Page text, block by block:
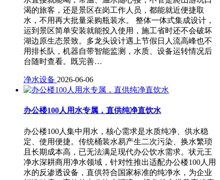
渴的旅客，还是景区在岗工作人员，都能就近便捷取
水，不用再大批量采购瓶装水。 整体一体式集成设计，
运到景区简单安装就能投入使用，施工省时还不会破坏
湖边原生态景致。多龙头设计遇上节假日人流高峰也不
用排长队，机器自带智能监测，水质、设备运转情况后
台随时查看。既完善…
净水设备 2026-06-06
办公楼100人用水专属，直供纯净直饮水
办公楼100人集中用水，核心需求是水质纯净、供水稳
定、使用便捷。传统桶装水易产生二次污染、换水繁琐
且长期成本高，已无法满足现代办公饮水需求。状元王
净水深耕商用净水领域，针对性推出适配办公楼100人用
水的反渗透设备，直供符合国家标准的纯净水，为企业